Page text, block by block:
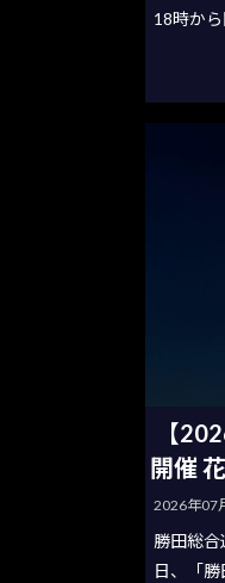
18時か
【
開催
2026年07
勝田総
日、「